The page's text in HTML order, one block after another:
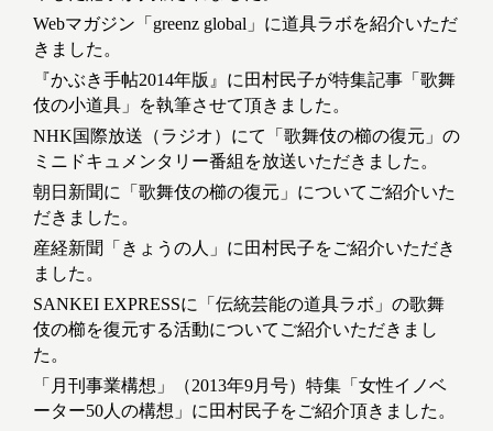
Webマガジン「greenz global」に道具ラボを紹介いただ
きました。
『かぶき手帖2014年版』に田村民子が特集記事「歌舞
伎の小道具」を執筆させて頂きました。
NHK国際放送（ラジオ）にて「歌舞伎の櫛の復元」の
ミニドキュメンタリー番組を放送いただきました。
朝日新聞に「歌舞伎の櫛の復元」についてご紹介いた
だきました。
産経新聞「きょうの人」に田村民子をご紹介いただき
ました。
SANKEI EXPRESSに「伝統芸能の道具ラボ」の歌舞
伎の櫛を復元する活動についてご紹介いただきまし
た。
「月刊事業構想」（2013年9月号）特集「女性イノベ
ーター50人の構想」に田村民子をご紹介頂きました。